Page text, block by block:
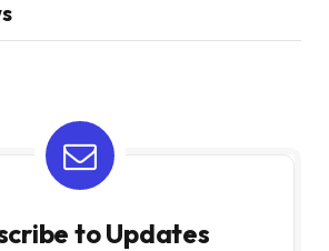
to Updates